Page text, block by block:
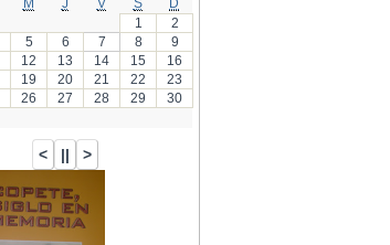
M J V S
D
1
2
5 6 7 8
9
12 13 14 15
16
19 20 21 22
23
26 27 28 29
30